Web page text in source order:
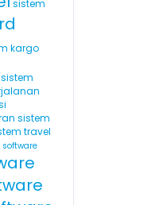
sistem
kargo
sistem
sistem
travel
software